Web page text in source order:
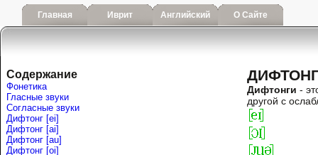
Главная Иврит Английский О Сайте
Содержание
Фонетика
Гласные звуки
Согласные звуки
Дифтонг [ei]
Дифтонг [ai]
Дифтонг [au]
Дифтонг [oi]
Дифтонги -
другой с